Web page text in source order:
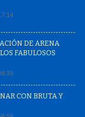
DE ARENA
FABULOSOS
CON BRUTA Y